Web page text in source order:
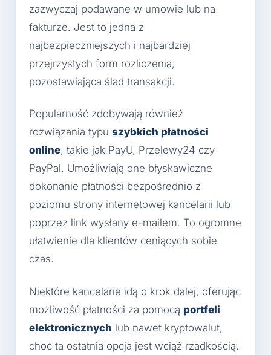
zazwyczaj podawane w umowie lub na
fakturze. Jest to jedna z
najbezpieczniejszych i najbardziej
przejrzystych form rozliczenia,
pozostawiająca ślad transakcji.
Popularność zdobywają również
rozwiązania typu szybkich płatności
online, takie jak PayU, Przelewy24 czy
PayPal. Umożliwiają one błyskawiczne
dokonanie płatności bezpośrednio z
poziomu strony internetowej kancelarii lub
poprzez link wysłany e-mailem. To ogromne
ułatwienie dla klientów ceniących sobie
czas.
Niektóre kancelarie idą o krok dalej, oferując
możliwość płatności za pomocą portfeli
elektronicznych lub nawet kryptowalut,
choć ta ostatnia opcja jest wciąż rzadkością.